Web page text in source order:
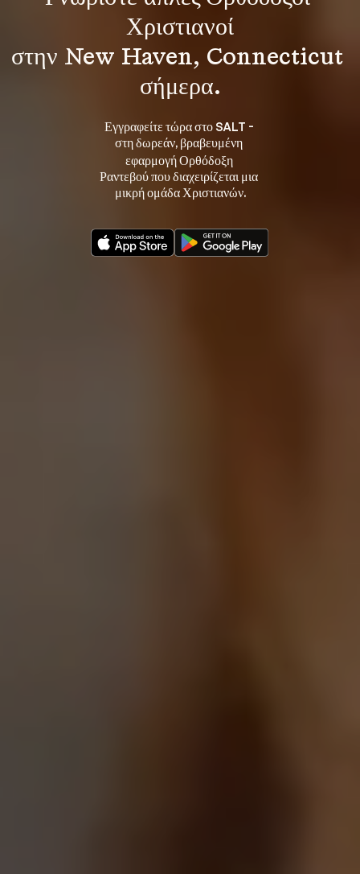
Χριστιανοί
στην New Haven, Connecticut
σήμερα.
Εγγραφείτε τώρα στο SALT -
στη δωρεάν, βραβευμένη
εφαρμογή Ορθόδοξη
Ραντεβού που διαχειρίζεται μια
μικρή ομάδα Χριστιανών.